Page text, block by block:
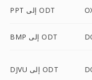
PPT إلى ODT
BMP إلى ODT
DJVU إلى ODT